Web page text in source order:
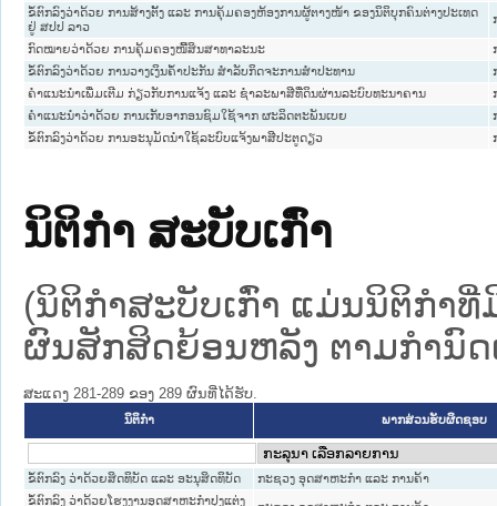
ຂໍ້ຕົກລົງວ່າດ້ວຍ ການສ້າງຕັ້ງ ແລະ ການຄຸ້ມຄອງຫ້ອງການຜູ້ຕາງໜ້າ ຂອງນິຕິບຸກຄົນຕ່າງປະເທດ
ຢູ່ ສປປ ລາວ
ກົດໝາຍວ່າດ້ວຍ ການຄຸ້ມຄອງໜີ້ສິນສາທາລະນະ
ຂໍ້ຕົກລົງວ່າດ້ວຍ ການວາງເງິນຄໍ້າປະກັນ ສຳລັບກິດຈະການສຳປະທານ
ຄຳແນະນຳເພີ່ມເຕີມ ກ່ຽວກັບການແຈ້ງ ແລະ ຊຳລະພາສີທີ່ດິນຜ່ານລະບົບທະນາຄານ
ຄຳແນະນຳວ່າດ້ວຍ ການເກັບອາກອນຊົມໃຊ້ຈາກ ຜະລິດຕະພັນເບຍ
ຂໍ້ຕົກລົງວ່າດ້ວຍ ການອະນຸມັດນຳໃຊ້ລະບົບແຈ້ງພາສີປະຕູດຽວ
ນິຕິກໍາ ສະບັບເກົ່າ
(ນິຕິກໍາສະບັບເກົ່າ ແມ່ນນິຕິກໍາ
ຜົນສັກສິດຍ້ອນຫລັງ ຕາມກໍານົດ
ສະແດງ 281-289 ຂອງ 289 ຜົນທີ່ໄດ້ຮັບ.
ນິຕິກໍາ ພາກສ່ວນຮັບຜິດຊອບ
ຂໍ້ຕົກລົງ ວ່າດ້ວຍສິດທິບັດ ແລະ ອະນຸສິດທິບັດ
ກະຊວງ ອຸດສາຫະກຳ ແລະ ການຄ້າ
ຂໍ້ຕົກລົງ ວ່າດ້ວຍໂຮງງານອຸດສາຫະກໍາປຸງແຕ່ງ